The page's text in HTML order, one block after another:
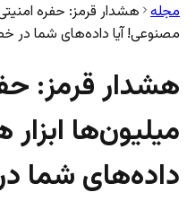
مجله هشدار قرمز: حفره
مصنوعی! آیا داده‌های شما در
هشدار قرمز:
میلیون‌ها
داده‌های شما